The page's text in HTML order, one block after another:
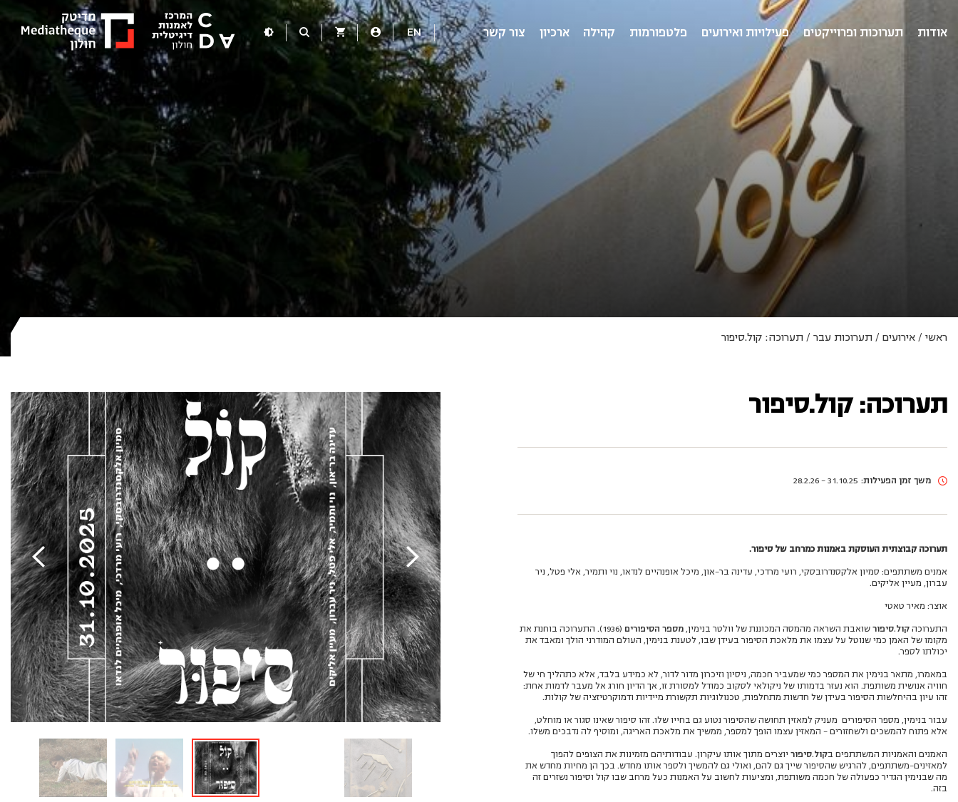
אודות תערוכות ופרוייקטים פעילויות ואירועים פלטפורמות קהילה ארכיון צור קשר EN
ראשי / אירועים / תערוכות עבר / תערוכה: קול.סיפור
תערוכה: קול.סיפור
משך זמן הפעילות: 31.10.25 - 28.2.26
תערוכה קבוצתית העוסקת באמנות כמרחב של סיפור.
אמנים משתתפים: סמיון אלקסנדרובסקי, רועי מרדכי, עדינה בר-און, מיכל אופנהיים לנדאו, נוי ותמיר, אלי פטל, ניר
עברון, מעיין אליקים.
אוצר: מאיר טאטי
התערוכה קול.סיפור שואבת השראה מהמסה המכוננת של וולטר בנימין, מספר הסיפורים
(1936). התערוכה בוחנת את
מקומו של האמן כמי שנוטל על עצמו את מלאכת הסיפור בעידן שבו, לטענת בנימין, העולם המודרני הולך ומאבד את
יכולתו לספר.
במאמרו, מתאר בנימין את המספר כמי שמעביר חכמה, ניסיון וזיכרון מדור לדור, לא כמידע בלבד, אלא כתהליך חי של
חוויה אנושית משותפת. הוא נעזר בדמותו של ניקולאי לסקוב כמודל למסורת זו, אך הדיון חורג אל מעבר לדמות אחת:
זהו עיון בהיחלשות הסיפור בעידן של חדשות מתחלפות, טכנולוגיות תקשורת מיידיות ודמוקרטיזציה של קולות.
עבור בנימין, מספר הסיפורים מעניק למאזין תחושה שהסיפור נטוע גם בחייו שלו. זהו סיפור שאינו סגור או מוחלט,
אלא פתוח להמשכים ולשחזורים – המאזין עצמו הופך למספר, ממשיך את מלאכת האריגה, ומוסיף לה נדבכים משלו.
האמנים והאמניות המשתתפים בקול.סיפור יוצרים מתוך אותו עיקרון. עבודותיהם מזמינות את הצופים להפוך
למאזינים-משתתפים, להרגיש שהסיפור שייך גם להם, ואולי גם להמשיך ולספר אותו מחדש. בכך הן מחיות מחדש את
מה שבנימין הגדיר כפעולה של חכמה משותפת, ומציעות לחשוב על האמנות כעל מרחב שבו קול וסיפור נשזרים זה
בזה.